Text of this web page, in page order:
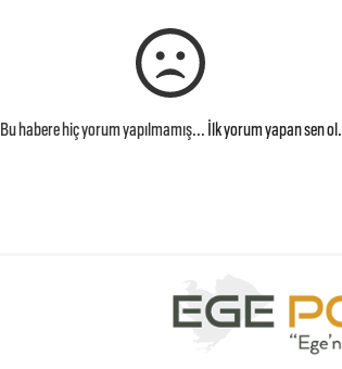
Bu habere hiç yorum yapılmamış... İlk yorum yapan sen ol.